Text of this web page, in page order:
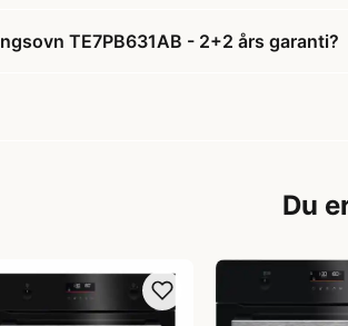
TE7PB631AB - 2+2 års garanti?
Du